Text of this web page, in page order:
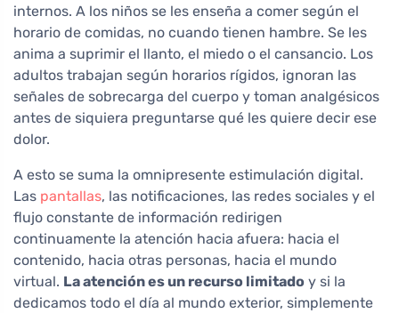
internos. A los niños se les enseña a comer según el
horario de comidas, no cuando tienen hambre. Se les
anima a suprimir el llanto, el miedo o el cansancio. Los
adultos trabajan según horarios rígidos, ignoran las
señales de sobrecarga del cuerpo y toman analgésicos
antes de siquiera preguntarse qué les quiere decir ese
dolor.
A esto se suma la omnipresente estimulación digital.
Las pantallas, las notificaciones, las redes sociales y el
flujo constante de información redirigen
continuamente la atención hacia afuera: hacia el
contenido, hacia otras personas, hacia el mundo
virtual. La atención es un recurso limitado y si la
dedicamos todo el día al mundo exterior, simplemente